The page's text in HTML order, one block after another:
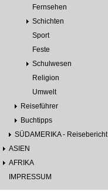
Fernsehen
Schichten
Sport
Feste
Schulwesen
Religion
Umwelt
Reiseführer
Buchtipps
SÜDAMERIKA - Reisebericht
ASIEN
AFRIKA
IMPRESSUM